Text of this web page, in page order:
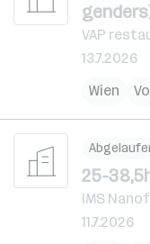
VAP
13.7.2026
Wien
25-
IMS
11.7.2026